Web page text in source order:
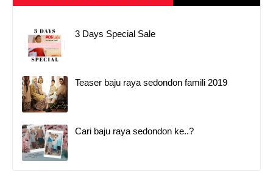
3 Days Special Sale
Teaser baju raya sedondon famili 2019
Cari baju raya sedondon ke..?